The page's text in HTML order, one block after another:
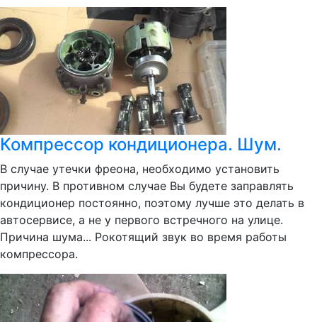
Компрессор кондиционера. Шум.
В случае утечки фреона, необходимо установить
причину. В противном случае Вы будете заправлять
кондиционер постоянно, поэтому лучше это делать в
автосервисе, а не у первого встречного на улице.
Причина шума... Рокотящий звук во время работы
компрессора.